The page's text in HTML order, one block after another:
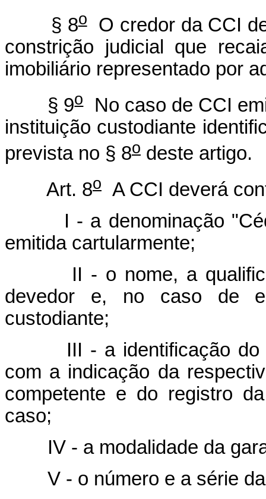
§ 8oO credor da CCI
constrição judicial que
imobiliário representado por
§ 9oNo caso de CCI
instituição custodiante
prevista no § 8o deste artigo.
Art. 8o
A CCI deverá
I - a denominação
emitida cartularmente;
II - o nome, a
devedor e, no caso de
custodiante;
III - a identificação do
com a indicação da
competente e do registro
caso;
IV - a modalidade da
V - o número e a série da